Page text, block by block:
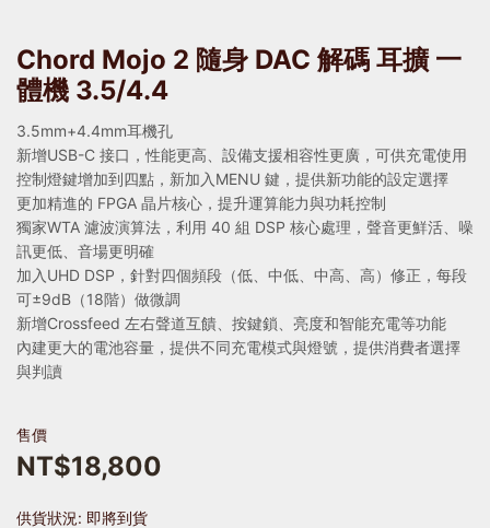
Chord Mojo 2 隨身 DAC 解碼 耳擴 一
體機 3.5/4.4
3.5mm+4.4mm耳機孔
新增USB-C 接口，性能更高、設備支援相容性更廣，可供充電使用
控制燈鍵增加到四點，新加入MENU 鍵，提供新功能的設定選擇
更加精進的 FPGA 晶片核心，提升運算能力與功耗控制
獨家WTA 濾波演算法，利用 40 組 DSP 核心處理，聲音更鮮活、噪
訊更低、音場更明確
加入UHD DSP，針對四個頻段（低、中低、中高、高）修正，每段
可±9dB（18階）做微調
新增Crossfeed 左右聲道互饋、按鍵鎖、亮度和智能充電等功能
內建更大的電池容量，提供不同充電模式與燈號，提供消費者選擇
與判讀
售價
NT$18,800
供貨狀況: 即將到貨